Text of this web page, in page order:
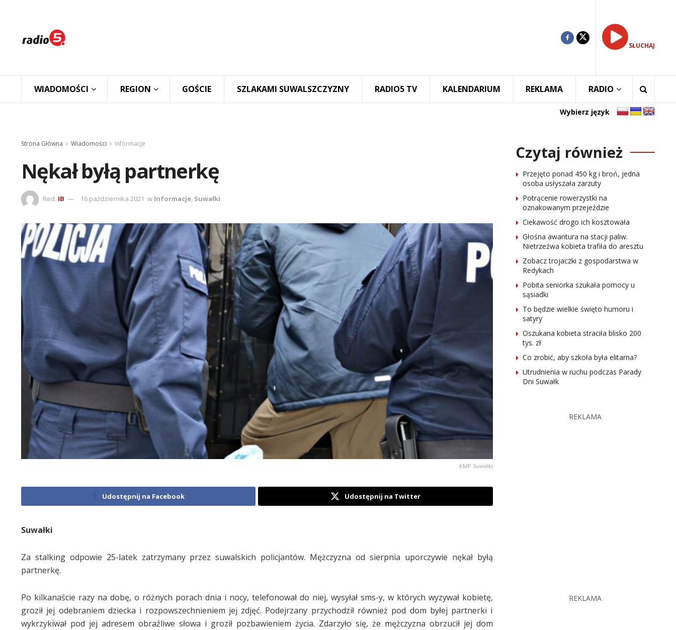
SŁUCHAJ
WIADOMOŚCI REGION GOŚCIE SZLAKAMI SUWALSZCZYZNY RADIO5 TV KALENDARIUM REKLAMA RADIO
Wybierz język
Strona Główna Wiadomości Informacje
Nękał byłą partnerkę
Red. IB 16 października 2021 w Informacje, Suwałki
KMP Suwałki
Udostępnij na Facebook Udostępnij na Twitter
Suwałki
Za stalking odpowie 25-latek zatrzymany przez suwalskich policjantów. Mężczyzna od sierpnia uporczywie nękał byłą
partnerkę.
Po kilkanaście razy na dobę, o różnych porach dnia i nocy, telefonował do niej, wysyłał sms-y, w których wyzywał kobietę,
groził jej odebraniem dziecka i rozpowszechnieniem jej zdjęć. Podejrzany przychodził również pod dom byłej partnerki i
wykrzykiwał pod jej adresem obraźliwe słowa i groził pozbawieniem życia. Zdarzyło się, że mężczyzna obrzucił jej dom
Czytaj również
Przejęto ponad 450 kg i broń, jedna
osoba usłyszała zarzuty
Potrącenie rowerzystki na
oznakowanym przejeździe
Ciekawość drogo ich kosztowała
Głośna awantura na stacji paliw.
Nietrzeźwa kobieta trafiła do aresztu
Zobacz trojaczki z gospodarstwa w
Redykach
Pobita seniorka szukała pomocy u
sąsiadki
To będzie wielkie święto humoru i
satyry
Oszukana kobieta straciła blisko 200
tys. zł
Co zrobić, aby szkoła była elitarna?
Utrudnienia w ruchu podczas Parady
Dni Suwałk
REKLAMA
REKLAMA